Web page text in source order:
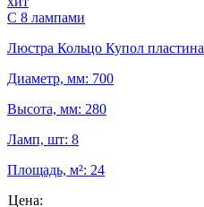
С 8 лампами
Люстра Кольцо Купол пластина
Диаметр, мм: 700
Высота, мм: 280
Ламп, шт: 8
Площадь, м²: 24
Цена: